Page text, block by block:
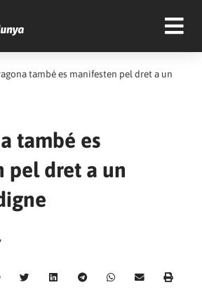
també es manifesten pel dret a un
també es
pel dret a un